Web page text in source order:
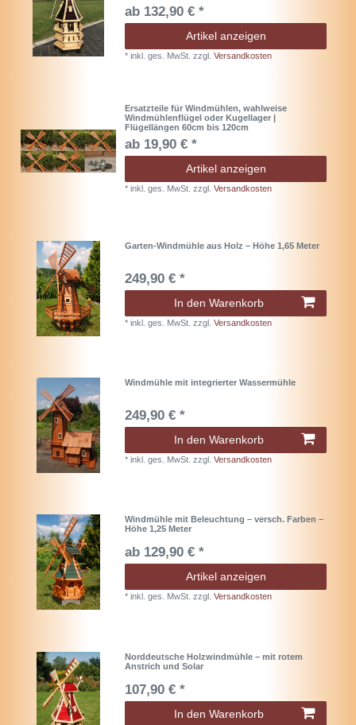
ab 132,90 € *
Artikel anzeigen
*inkl. ges. MwSt. zzgl.Versandkosten
Ersatzteile für Windmühlen, wahlweise
Windmühlenflügel oder Kugellager |
Flügellängen 60cm bis 120cm
ab 19,90 € *
Artikel anzeigen
*inkl. ges. MwSt. zzgl.Versandkosten
Garten-Windmühle aus Holz – Höhe 1,65 Meter
249,90 € *
In den Warenkorb
*inkl. ges. MwSt. zzgl.Versandkosten
Windmühle mit integrierter Wassermühle
249,90 € *
In den Warenkorb
*inkl. ges. MwSt. zzgl.Versandkosten
Windmühle mit Beleuchtung – versch. Farben –
Höhe 1,25 Meter
ab 129,90 € *
Artikel anzeigen
*inkl. ges. MwSt. zzgl.Versandkosten
Norddeutsche Holzwindmühle – mit rotem
Anstrich und Solar
107,90 € *
In den Warenkorb